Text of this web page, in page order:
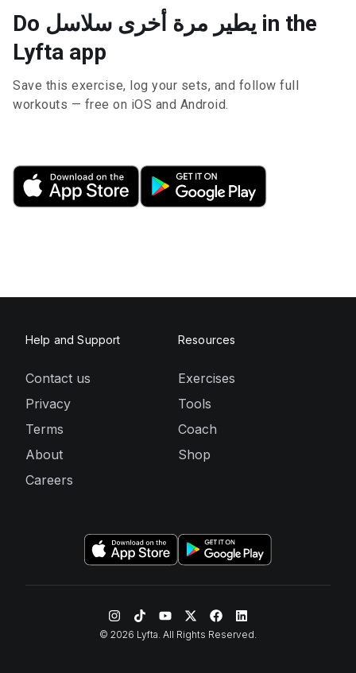
Do يطير مرة أخرى سلاسل in the
Lyfta app
Save this exercise, log your sets, and follow full
workouts — free on iOS and Android.
Help and Support
Contact us
Privacy
Terms
About
Careers
Resources
Exercises
Tools
Coach
Shop
© 2026 Lyfta. All Rights Reserved.